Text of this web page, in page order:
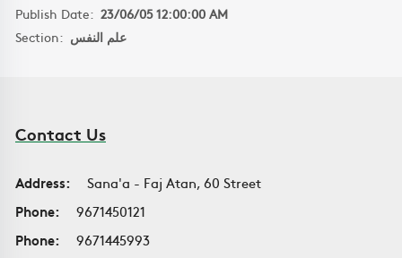
Publish Date: 23/06/05 12:00:00 AM
Section: علم النفس
Contact Us
Address:
Sana'a - Faj Atan, 60 Street
Phone:
9671450121
Phone:
9671445993